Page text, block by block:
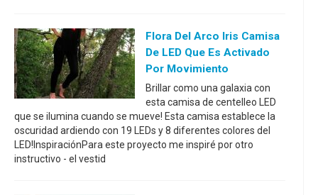
Flora Del Arco Iris Camisa
De LED Que Es Activado
Por Movimiento
Brillar como una galaxia con
esta camisa de centelleo LED
que se ilumina cuando se mueve! Esta camisa establece la
oscuridad ardiendo con 19 LEDs y 8 diferentes colores del
LED!InspiraciónPara este proyecto me inspiré por otro
instructivo - el vestid